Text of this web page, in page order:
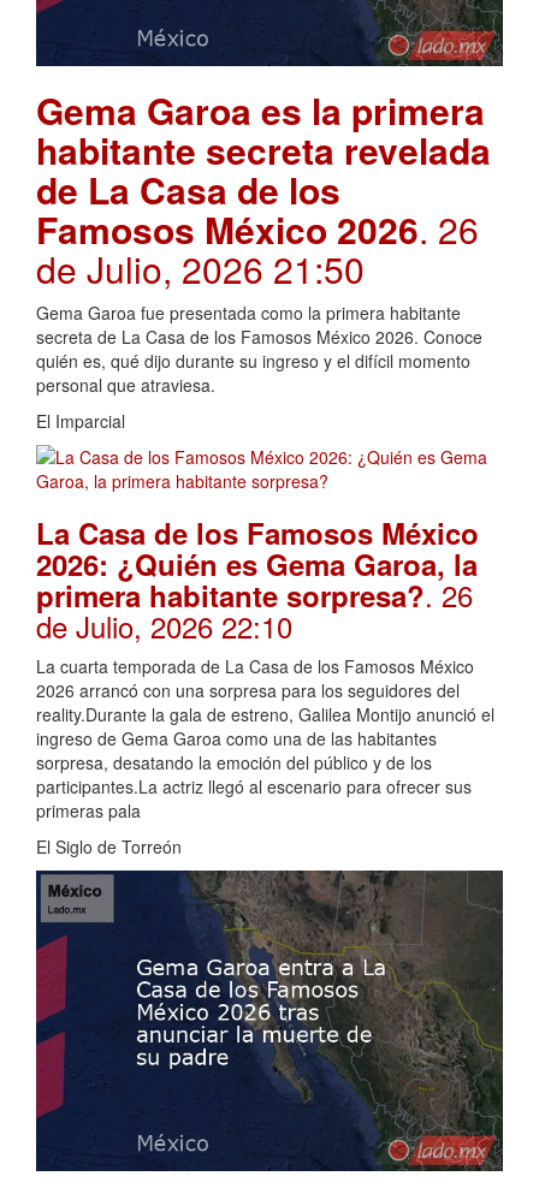
Gema Garoa es la primera
habitante secreta revelada
de La Casa de los
Famosos México 2026. 26
de Julio, 2026 21:50
Gema Garoa fue presentada como la primera habitante
secreta de La Casa de los Famosos México 2026. Conoce
quién es, qué dijo durante su ingreso y el difícil momento
personal que atraviesa.
El Imparcial
La Casa de los Famosos México
2026: ¿Quién es Gema Garoa, la
primera habitante sorpresa?. 26
de Julio, 2026 22:10
La cuarta temporada de La Casa de los Famosos México
2026 arrancó con una sorpresa para los seguidores del
reality.Durante la gala de estreno, Galilea Montijo anunció el
ingreso de Gema Garoa como una de las habitantes
sorpresa, desatando la emoción del público y de los
participantes.La actriz llegó al escenario para ofrecer sus
primeras pala
El Siglo de Torreón